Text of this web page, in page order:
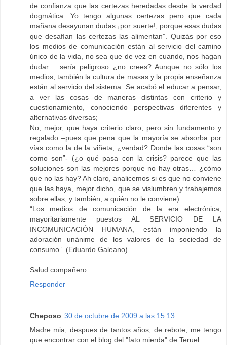
de confianza que las certezas heredadas desde la verdad
dogmática. Yo tengo algunas certezas pero que cada
mañana desayunan dudas ¡por suerte!, porque esas dudas
que desafían las certezas las alimentan”. Quizás por eso
los medios de comunicación están al servicio del camino
único de la vida, no sea que de vez en cuando, nos hagan
dudar… sería peligroso ¿no crees? Aunque no sólo los
medios, también la cultura de masas y la propia enseñanza
están al servicio del sistema. Se acabó el educar a pensar,
a ver las cosas de maneras distintas con criterio y
cuestionamiento, conociendo perspectivas diferentes y
alternativas diversas;
No, mejor, que haya criterio claro, pero sin fundamento y
regalado –pues que pena que la mayoría se absorba por
vías como la de la viñeta, ¿verdad? Donde las cosas “son
como son”- (¿o qué pasa con la crisis? parece que las
soluciones son las mejores porque no hay otras… ¿cómo
que no las hay? Ah claro, analicemos si es que no conviene
que las haya, mejor dicho, que se vislumbren y trabajemos
sobre ellas; y también, a quién no le conviene).
“Los medios de comunicación de la era electrónica,
mayoritariamente puestos AL SERVICIO DE LA
INCOMUNICACIÓN HUMANA, están imponiendo la
adoración unánime de los valores de la sociedad de
consumo”. (Eduardo Galeano)
Salud compañero
Responder
Cheposo 30 de octubre de 2009 a las 15:13
Madre mia, despues de tantos años, de rebote, me tengo
que encontrar con el blog del "fato mierda" de Teruel.